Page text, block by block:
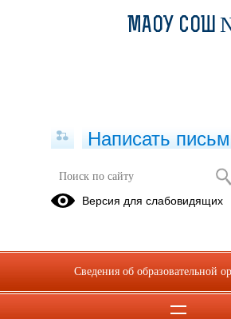
"ТЕРРОР - ПУТЬ
МАОУ СОШ
Написать
Версия для слабовидящих
Сведения об образовательной